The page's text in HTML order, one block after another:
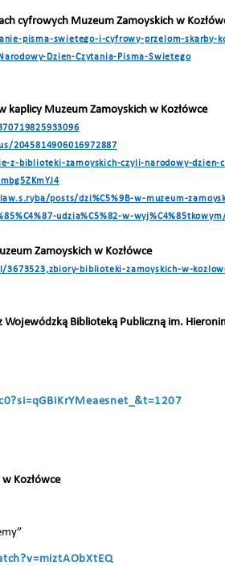
cyfrowych Muzeum Zamoyskich w
pisma-swietego-i-cyfrowy-przelom-skarby-
Dzien-Czytania-Pisma-Swietego
kaplicy Muzeum Zamoyskich w Kozłówce
2045814906016972887
biblioteki-zamoyskich-czyli-narodowy-dzien-
posts/dzi%C5%9B-w-muzeum-
udzia%C5%82-w-
Zamoyskich w Kozłówce
biblioteki-zamoyskich-w-
Wojewódzką Biblioteką Publiczną im.
Kozłówce